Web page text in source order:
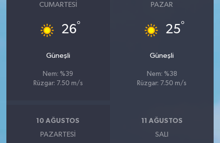
CUMARTESI
26°
Güneşli
Nem: %39
Rüzgar: 7.50 m/s
PAZAR
25°
Güneşli
Nem: %38
Rüzgar: 7.50 m/s
10 AĞUSTOS
PAZARTESI
11 AĞUSTOS
SALI